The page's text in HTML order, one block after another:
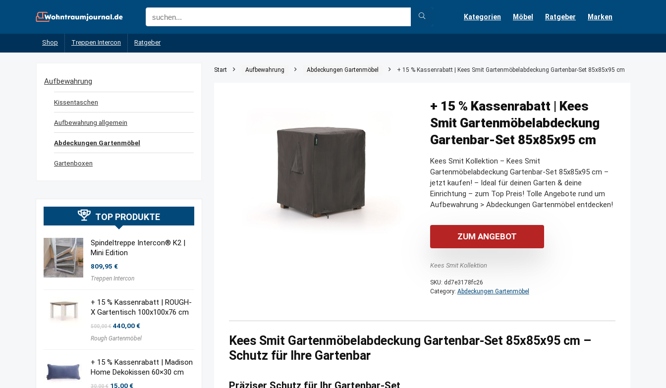
Kategorien Möbel Ratgeber Marken
Shop Treppen Intercon Ratgeber
Start Aufbewahrung Abdeckungen Gartenmöbel + 15 % Kassenrabatt | Kees Smit Gartenmöbelabdeckung Gartenbar-Set 85x85x95 cm
+ 15 % Kassenrabatt | Kees
Smit Gartenmöbelabdeckung
Gartenbar-Set 85x85x95 cm
Kees Smit Kollektion – Kees Smit
Gartenmöbelabdeckung Gartenbar-Set 85x85x95 cm –
jetzt kaufen! – Ideal für deinen Garten & deine
Einrichtung – zum Top Preis! Tolle Angebote rund um
Aufbewahrung > Abdeckungen Gartenmöbel entdecken!
ZUM ANGEBOT
Kees Smit Kollektion
SKU: dd7e3178fc26
Category: Abdeckungen Gartenmöbel
Kees Smit Gartenmöbelabdeckung Gartenbar-Set 85x85x95 cm –
Schutz für Ihre Gartenbar
Präziser Schutz für Ihr Gartenbar-Set
Aufbewahrung
Kissentaschen
Aufbewahrung allgemein
Abdeckungen Gartenmöbel
Gartenboxen
TOP PRODUKTE
Spindeltreppe Intercon® K2 |
Mini Edition
809,95 €
Treppen Intercon
+ 15 % Kassenrabatt | ROUGH-
X Gartentisch 100x100x76 cm
500,00€ Ursprünglicher
war:
440,00€Aktueller
ist:
Rough Gartenmöbel
+ 15 % Kassenrabatt | Madison
Home Dekokissen 60×30 cm
30,00€ Ursprünglicher
15,00€Aktueller